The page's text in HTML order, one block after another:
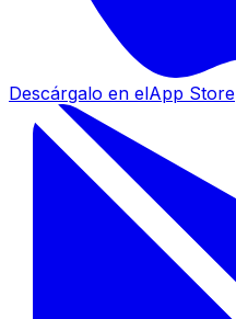
Descárgalo en elApp Store